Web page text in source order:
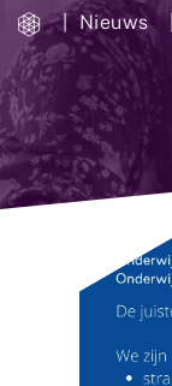
Nieuws